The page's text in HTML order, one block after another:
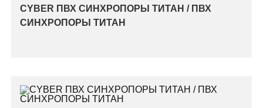
CYBER ПВХ СИНХРОПОРЫ ТИТАН / ПВХ
СИНХРОПОРЫ ТИТАН